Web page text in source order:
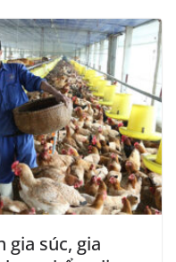
gia súc, gia